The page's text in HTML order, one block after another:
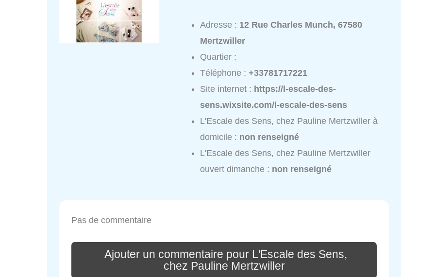
Adresse : 12 Rue Charles Munch, 67580
Mertzwiller
Quartier :
Téléphone :+33781717221
Site internet : https://l-escale-des-
sens.wixsite.com/l-escale-des-sens
L'Escale des Sens, chez Pauline Mertzwiller à
domicile : non renseigné
L'Escale des Sens, chez Pauline Mertzwiller
ouvert dimanche : non renseigné
Pas de commentaire
Ajouter un commentaire pour L'Escale des Sens,
chez Pauline Mertzwiller